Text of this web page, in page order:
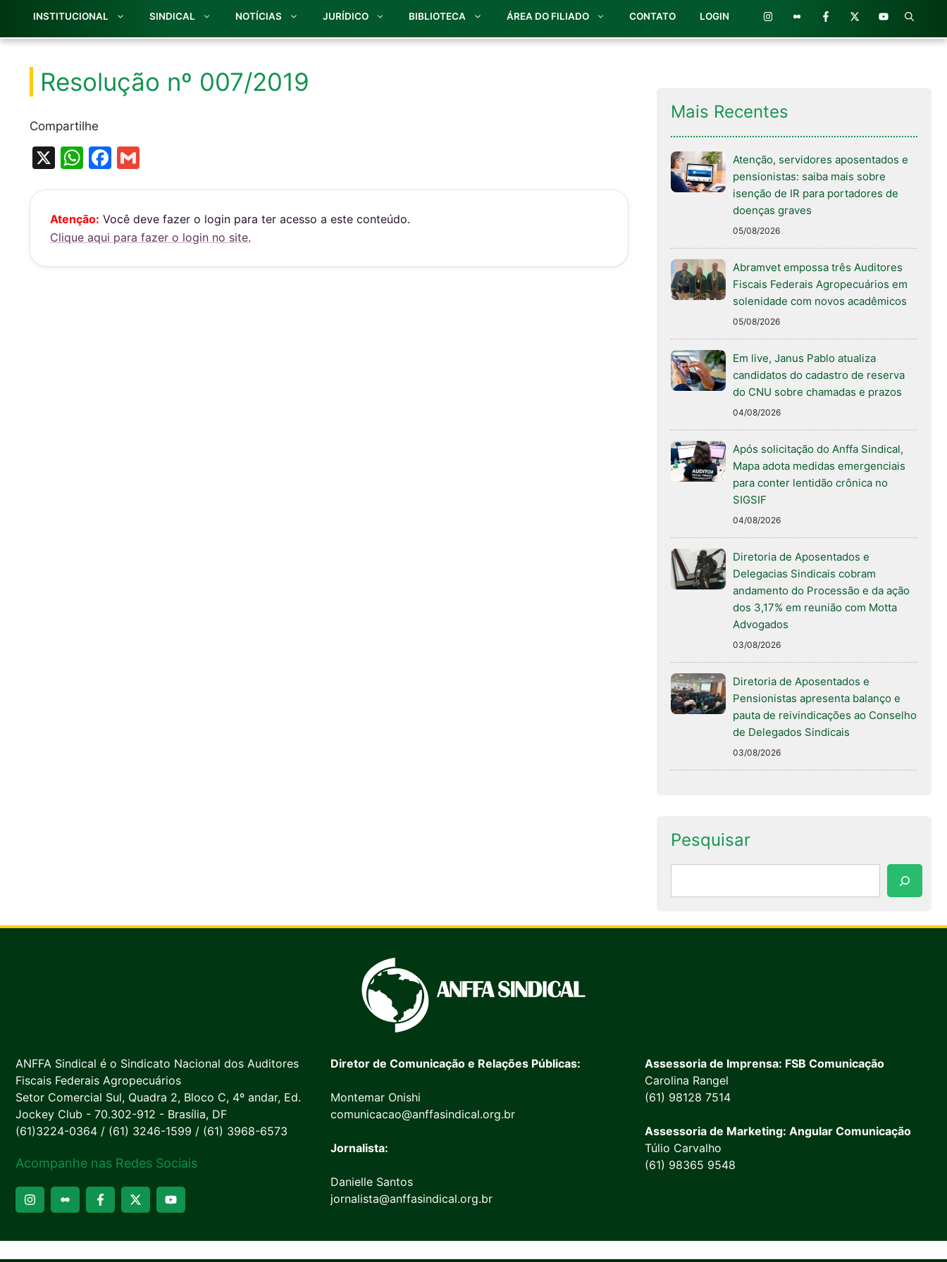
INSTITUCIONAL SINDICAL NOTÍCIAS JURÍDICO BIBLIOTECA ÁREA DO FILIADO CONTATO LOGIN
Resolução nº 007/2019
Compartilhe
X
W
s
A
p
F
e
b
o
l
Atenção: Você deve fazer o login para ter acesso a este conteúdo.
Clique aqui para fazer o login no site.
Mais Recentes
Atenção, servidores aposentados e
pensionistas: saiba mais sobre
isenção de IR para portadores de
doenças graves
05/08/2026
Abramvet empossa três Auditores
Fiscais Federais Agropecuários em
solenidade com novos acadêmicos
05/08/2026
Em live, Janus Pablo atualiza
candidatos do cadastro de reserva
do CNU sobre chamadas e prazos
04/08/2026
Após solicitação do Anffa Sindical,
Mapa adota medidas emergenciais
para conter lentidão crônica no
SIGSIF
04/08/2026
Diretoria de Aposentados e
Delegacias Sindicais cobram
andamento do Processão e da ação
dos 3,17% em reunião com Motta
Advogados
03/08/2026
Diretoria de Aposentados e
Pensionistas apresenta balanço e
pauta de reivindicações ao Conselho
de Delegados Sindicais
03/08/2026
Pesquisar
ANFFA Sindical é o Sindicato Nacional dos Auditores
Fiscais Federais Agropecuários
Setor Comercial Sul, Quadra 2, Bloco C, 4º andar, Ed.
Jockey Club - 70.302-912 - Brasília, DF
(61)3224-0364 / (61) 3246-1599 / (61) 3968-6573
Acompanhe nas Redes Sociais
Diretor de Comunicação e Relações Públicas:
Montemar Onishi
comunicacao@anffasindical.org.br
Jornalista:
Danielle Santos
jornalista@anffasindical.org.br
Assessoria de Imprensa: FSB Comunicação
Carolina Rangel
(61) 98128 7514
Assessoria de Marketing: Angular Comunicação
Túlio Carvalho
(61) 98365 9548